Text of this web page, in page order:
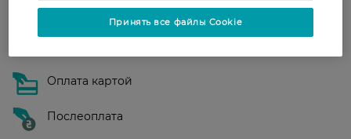
Показать больше
Оплата картой
Послеоплата
Принять все файлы Cookie